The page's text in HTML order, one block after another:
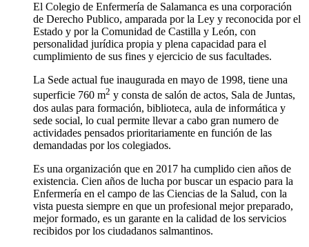
El Colegio de Enfermería de Salamanca es una corporación
de Derecho Publico, amparada por la Ley y reconocida por el
Estado y por la Comunidad de Castilla y León, con
personalidad jurídica propia y plena capacidad para el
cumplimiento de sus fines y ejercicio de sus facultades.
La Sede actual fue inaugurada en mayo de 1998, tiene una
superficie 760 m2 y consta de salón de actos, Sala de Juntas,
dos aulas para formación, biblioteca, aula de informática y
sede social, lo cual permite llevar a cabo gran numero de
actividades pensados prioritariamente en función de las
demandadas por los colegiados.
Es una organización que en 2017 ha cumplido cien años de
existencia. Cien años de lucha por buscar un espacio para la
Enfermería en el campo de las Ciencias de la Salud, con la
vista puesta siempre en que un profesional mejor preparado,
mejor formado, es un garante en la calidad de los servicios
recibidos por los ciudadanos salmantinos.